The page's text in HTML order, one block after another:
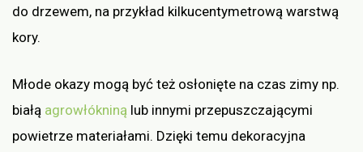
do drzewem, na przykład kilkucentymetrową warstwą
kory.
Młode okazy mogą być też osłonięte na czas zimy np.
białą agrowłókniną lub innymi przepuszczającymi
powietrze materiałami. Dzięki temu dekoracyjna